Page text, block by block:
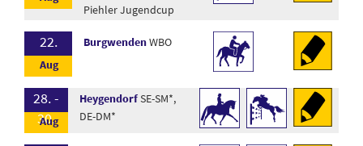
Piehler Jugendcup
22. BurgwendenWBO
28. -
30.
HeygendorfSE-SM*,
DE-DM*